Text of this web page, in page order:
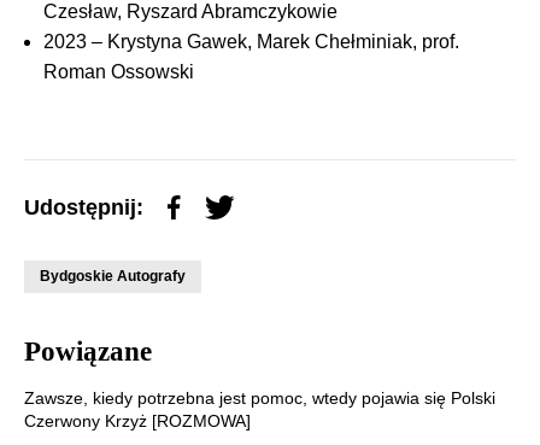
Czesław, Ryszard Abramczykowie
2023 – Krystyna Gawek, Marek Chełminiak, prof.
Roman Ossowski
Udostępnij:
Bydgoskie Autografy
Powiązane
Zawsze, kiedy potrzebna jest pomoc, wtedy pojawia się Polski
Czerwony Krzyż [ROZMOWA]